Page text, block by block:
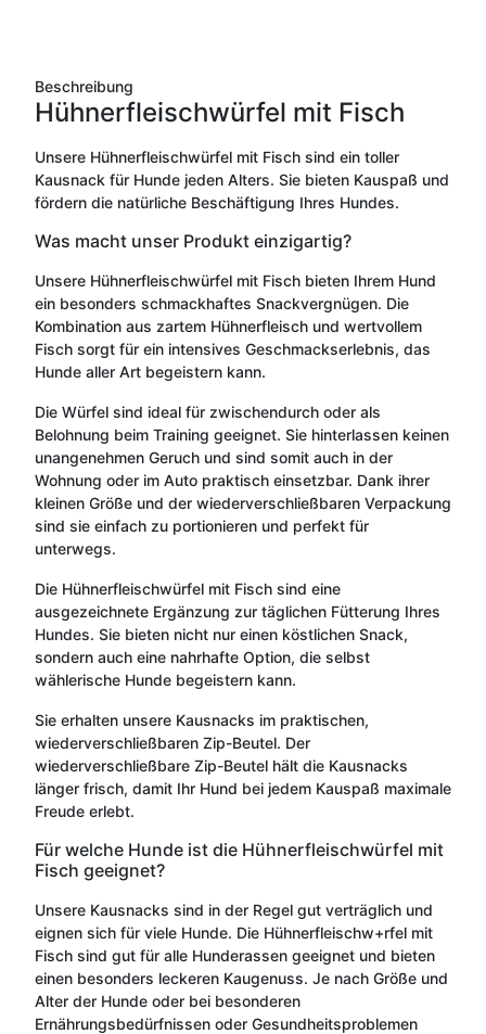
Beschreibung
Hühnerfleischwürfel mit Fisch
Unsere Hühnerfleischwürfel mit Fisch sind ein toller
Kausnack für Hunde jeden Alters. Sie bieten Kauspaß und
fördern die natürliche Beschäftigung Ihres Hundes.
Was macht unser Produkt einzigartig?
Unsere Hühnerfleischwürfel mit Fisch bieten Ihrem Hund
ein besonders schmackhaftes Snackvergnügen. Die
Kombination aus zartem Hühnerfleisch und wertvollem
Fisch sorgt für ein intensives Geschmackserlebnis, das
Hunde aller Art begeistern kann.
Die Würfel sind ideal für zwischendurch oder als
Belohnung beim Training geeignet. Sie hinterlassen keinen
unangenehmen Geruch und sind somit auch in der
Wohnung oder im Auto praktisch einsetzbar. Dank ihrer
kleinen Größe und der wiederverschließbaren Verpackung
sind sie einfach zu portionieren und perfekt für
unterwegs.
Die Hühnerfleischwürfel mit Fisch sind eine
ausgezeichnete Ergänzung zur täglichen Fütterung Ihres
Hundes. Sie bieten nicht nur einen köstlichen Snack,
sondern auch eine nahrhafte Option, die selbst
wählerische Hunde begeistern kann.
Sie erhalten unsere Kausnacks im praktischen,
wiederverschließbaren Zip-Beutel. Der
wiederverschließbare Zip-Beutel hält die Kausnacks
länger frisch, damit Ihr Hund bei jedem Kauspaß maximale
Freude erlebt.
Für welche Hunde ist die Hühnerfleischwürfel mit
Fisch geeignet?
Unsere Kausnacks sind in der Regel gut verträglich und
eignen sich für viele Hunde. Die Hühnerfleischw+rfel mit
Fisch sind gut für alle Hunderassen geeignet und bieten
einen besonders leckeren Kaugenuss. Je nach Größe und
Alter der Hunde oder bei besonderen
Ernährungsbedürfnissen oder Gesundheitsproblemen